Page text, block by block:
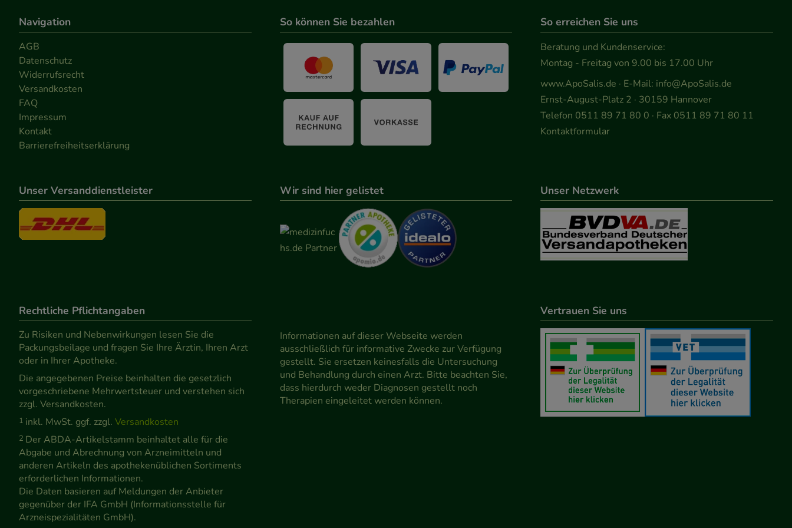
Navigation
AGB
Datenschutz
Widerrufsrecht
Versandkosten
FAQ
Impressum
Kontakt
Barrierefreiheitserklärung
So können Sie bezahlen So erreichen Sie uns
Beratung und Kundenservice:
Montag - Freitag von 9.00 bis 17.00 Uhr
www.ApoSalis.de · E-Mail: info@ApoSalis.de
Ernst-August-Platz 2 · 30159 Hannover
Telefon 0511 89 71 80 0 · Fax 0511 89 71 80 11
Kontaktformular
Unser Versanddienstleister Wir sind hier gelistet Unser Netzwerk
Rechtliche Pflichtangaben
Zu Risiken und Nebenwirkungen lesen Sie die
Packungsbeilage und fragen Sie Ihre Ärztin, Ihren Arzt
oder in Ihrer Apotheke.
Die angegebenen Preise beinhalten die gesetzlich
vorgeschriebene Mehrwertsteuer und verstehen sich
zzgl. Versandkosten.
1 inkl. MwSt. ggf. zzgl. Versandkosten
2 Der ABDA-Artikelstamm beinhaltet alle für die
Abgabe und Abrechnung von Arzneimitteln und
anderen Artikeln des apothekenüblichen Sortiments
erforderlichen Informationen.
Die Daten basieren auf Meldungen der Anbieter
gegenüber der IFA GmbH (Informationsstelle für
Arzneispezialitäten GmbH).
Informationen auf dieser Webseite werden
ausschließlich für informative Zwecke zur Verfügung
gestellt. Sie ersetzen keinesfalls die Untersuchung
und Behandlung durch einen Arzt. Bitte beachten Sie,
dass hierdurch weder Diagnosen gestellt noch
Therapien eingeleitet werden können.
Vertrauen Sie uns